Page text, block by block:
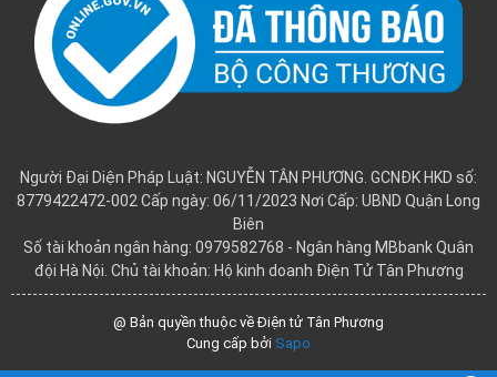
Người Đại Diện Pháp Luật: NGUYỄN TÂN PHƯƠNG. GCNĐK HKD số:
8779422472-002 Cấp ngày: 06/11/2023 Nơi Cấp: UBND Quận Long
Biên
Số tài khoản ngân hàng: 0979582768 - Ngân hàng MBbank Quân
đội Hà Nội. Chủ tài khoản: Hộ kinh doanh Điện Tử Tân Phương
@ Bản quyền thuộc về Điện tử Tân Phương
Cung cấp bởi Sapo